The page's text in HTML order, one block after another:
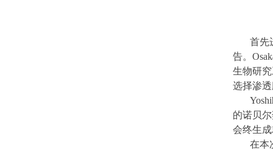
首先
告。
生物研
选择渗
的诺贝
会终生
在本